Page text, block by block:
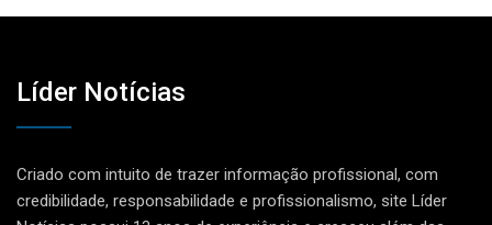
Líder Notícias
Criado com intuito de trazer informação profissional, com
credibilidade, responsabilidade e profissionalismo, site Líder